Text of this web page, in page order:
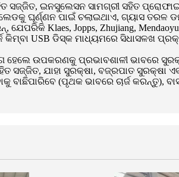
ସଜ୍ଜିତ, ଇନସୁଲେସନ ସାମଗ୍ରୀ ସହିତ
ଘୂର୍ଣ୍ଣନ ପାଇଁ ଚଲାଇଥାଏ, ଗ୍ୟାସ ତରଳ
Klaes, Jopps, Zhujiang,
କିମ୍ବା USB ଡିସ୍କ ମାଧ୍ୟମରେ ସିଧାସଳଖ
ଉପକରଣକୁ ପ୍ରଭାବଶାଳୀ ଭାବରେ
ସଜ୍ଜିତ, ଯାହା ସୁରକ୍ଷା, ବଜ୍ରପାତ ସୁରକ୍ଷା
(ପୃଥକ ଭାବରେ ଚାର୍ଜ କରନ୍ତୁ),